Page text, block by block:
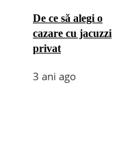
De ce să alegi o
cazare cu jacuzzi
privat
3 ani ago